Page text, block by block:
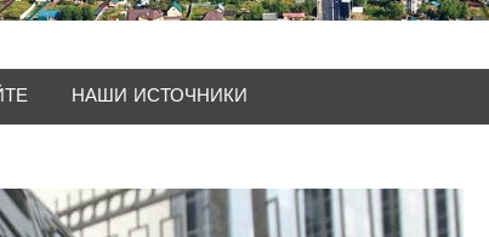
НАШИ ИСТОЧНИКИ